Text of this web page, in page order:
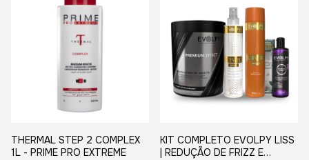
THERMAL STEP 2 COMPLEX
1L - PRIME PRO EXTREME
KIT COMPLETO EVOLPY LISS
| REDUÇÃO DE FRIZZ E